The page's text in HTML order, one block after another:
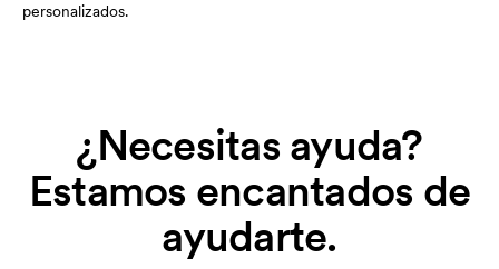
personalizados.
¿Necesitas ayuda?
Estamos encantados de
ayudarte.